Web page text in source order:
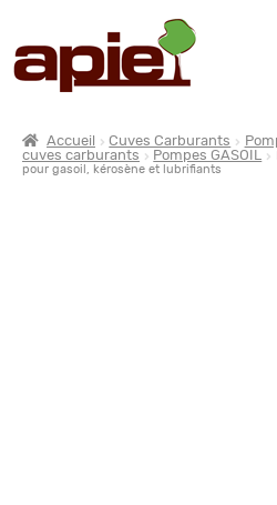
Accueil Cuves Carburants
cuves carburants
Pompes GASOIL
pour gasoil, kérosène et lubrifiants